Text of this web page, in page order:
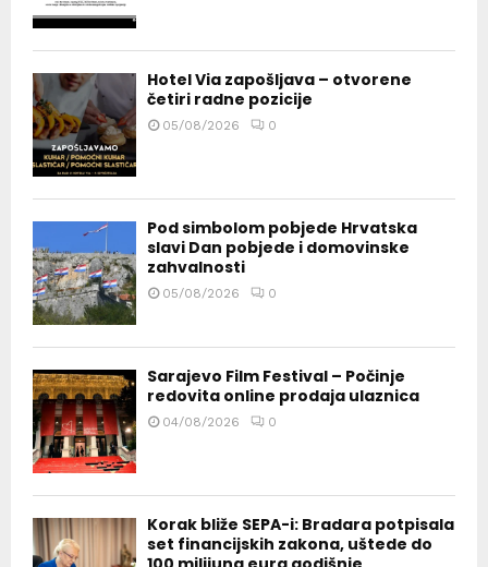
Hotel Via zapošljava – otvorene
četiri radne pozicije
05/08/2026 0
Pod simbolom pobjede Hrvatska
slavi Dan pobjede i domovinske
zahvalnosti
05/08/2026 0
Sarajevo Film Festival – Počinje
redovita online prodaja ulaznica
04/08/2026 0
Korak bliže SEPA-i: Bradara potpisala
set financijskih zakona, uštede do